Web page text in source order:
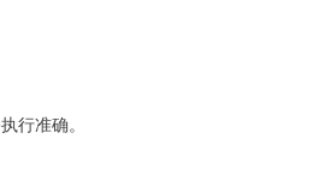
行准确。